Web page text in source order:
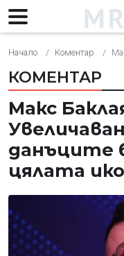
Начало Коментар
КОМЕНТАР
Макс
данъците
цялата